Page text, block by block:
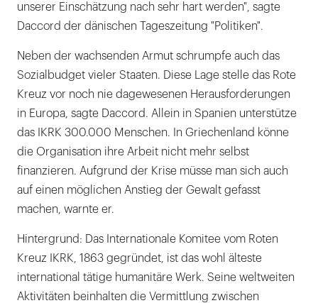
unserer Einschätzung nach sehr hart werden", sagte
Daccord der dänischen Tageszeitung "Politiken".
Neben der wachsenden Armut schrumpfe auch das
Sozialbudget vieler Staaten. Diese Lage stelle das Rote
Kreuz vor noch nie dagewesenen Herausforderungen
in Europa, sagte Daccord. Allein in Spanien unterstütze
das IKRK 300.000 Menschen. In Griechenland könne
die Organisation ihre Arbeit nicht mehr selbst
finanzieren. Aufgrund der Krise müsse man sich auch
auf einen möglichen Anstieg der Gewalt gefasst
machen, warnte er.
Hintergrund: Das Internationale Komitee vom Roten
Kreuz IKRK, 1863 gegründet, ist das wohl älteste
international tätige humanitäre Werk. Seine weltweiten
Aktivitäten beinhalten die Vermittlung zwischen